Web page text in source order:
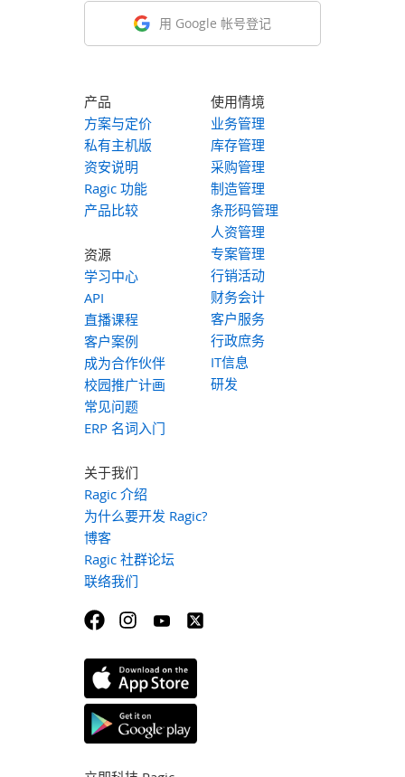
用 Google 帐号登记
产品
方案与定价
私有主机版
资安说明
Ragic 功能
产品比较
资源
学习中心
API
直播课程
客户案例
成为合作伙伴
校园推广计画
常见问题
ERP 名词入门
使用情境
业务管理
库存管理
采购管理
制造管理
条形码管理
人资管理
专案管理
行销活动
财务会计
客户服务
行政庶务
IT信息
研发
关于我们
Ragic 介绍
为什么要开发 Ragic?
博客
Ragic 社群论坛
联络我们